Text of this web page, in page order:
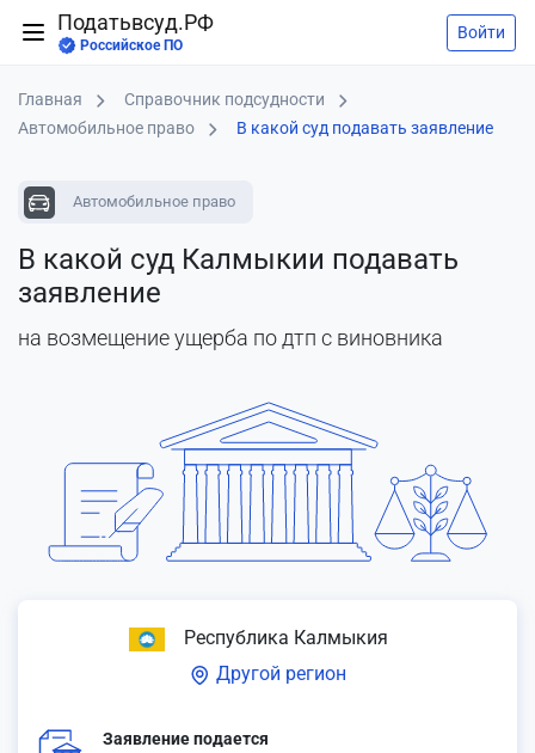
Податьвсуд.РФ
Российское ПО
Войти
Главная
Справочник подсудности
Автомобильное право
В какой суд подавать заявление
Автомобильное право
В какой суд Калмыкии подавать
заявление
на возмещение ущерба по дтп с виновника
Республика Калмыкия
Другой регион
Заявление подается